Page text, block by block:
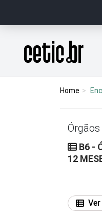
Página inicial
Home
B6 -
12